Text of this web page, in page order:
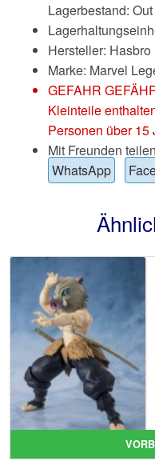
Lagerbestand:
Hersteller: Hasbro
Marke: Marvel
GEFAHR
Kleinteile
Personen über 15
Mit Freunden
WhatsApp